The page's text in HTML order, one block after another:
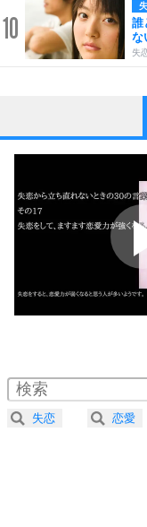
10
誰
な
失
1
他
い
い
ポ
ポ
人
気
4 器
2.0倍速 （
2.5倍速 （
3.0倍速 （
失恋 恋愛